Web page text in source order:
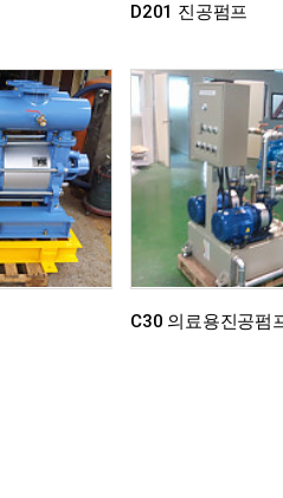
D201 진공펌프
C30 의료용진공펌